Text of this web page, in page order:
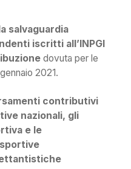
salvaguardia
iscritti all’INPGI
dovuta per le
2021.
contributivi
nazionali, gli
e le